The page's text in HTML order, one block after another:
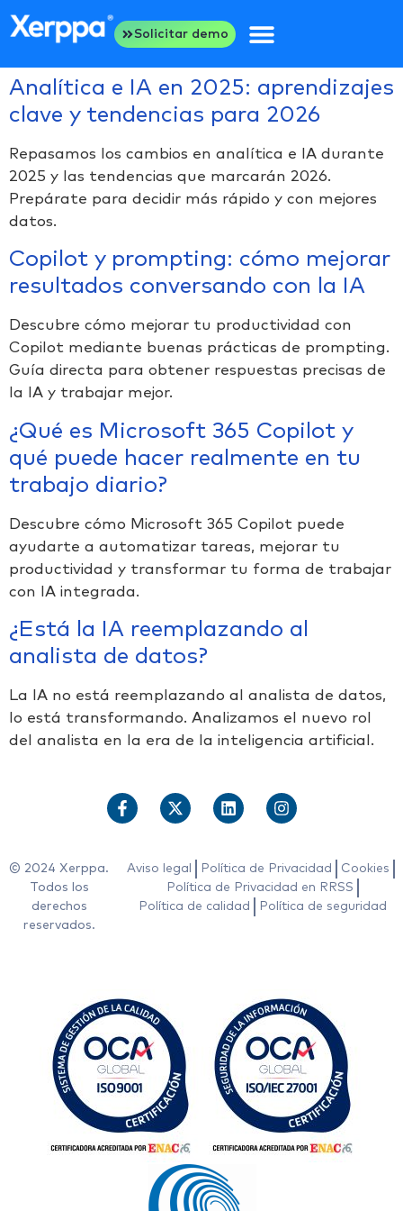
Solicitar demo
Analítica e IA en 2025: aprendizajes
clave y tendencias para 2026
Repasamos los cambios en analítica e IA durante
2025 y las tendencias que marcarán 2026.
Prepárate para decidir más rápido y con mejores
datos.
Copilot y prompting: cómo mejorar
resultados conversando con la IA
Descubre cómo mejorar tu productividad con
Copilot mediante buenas prácticas de prompting.
Guía directa para obtener respuestas precisas de
la IA y trabajar mejor.
¿Qué es Microsoft 365 Copilot y
qué puede hacer realmente en tu
trabajo diario?
Descubre cómo Microsoft 365 Copilot puede
ayudarte a automatizar tareas, mejorar tu
productividad y transformar tu forma de trabajar
con IA integrada.
¿Está la IA reemplazando al
analista de datos?
La IA no está reemplazando al analista de datos,
lo está transformando. Analizamos el nuevo rol
del analista en la era de la inteligencia artificial.
© 2024 Xerppa.
Todos los
derechos
reservados.
Aviso legal Política de Privacidad
Cookies
Política de Privacidad en RRSS
Política de calidad
Política de seguridad